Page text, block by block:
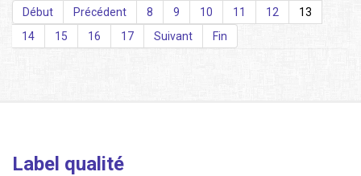
Début
Précédent 8 9 10 11 12
13
14
15 16 17 Suivant Fin
Label qualité